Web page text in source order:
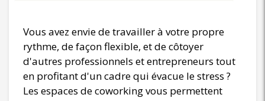
Vous avez envie de travailler à votre propre
rythme, de façon flexible, et de côtoyer
d'autres professionnels et entrepreneurs tout
en profitant d'un cadre qui évacue le stress ?
Les espaces de coworking vous permettent